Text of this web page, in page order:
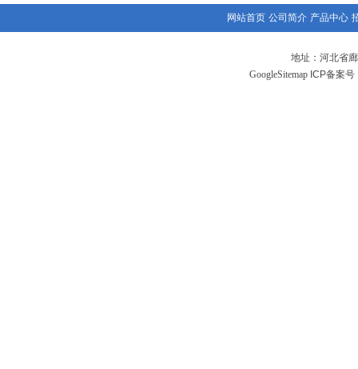
网站首页 公司简介 产品中心
地址：河北省
GoogleSitemap ICP备案号